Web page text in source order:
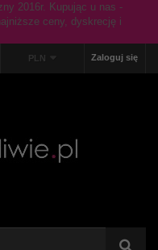
Zaloguj się
PLN